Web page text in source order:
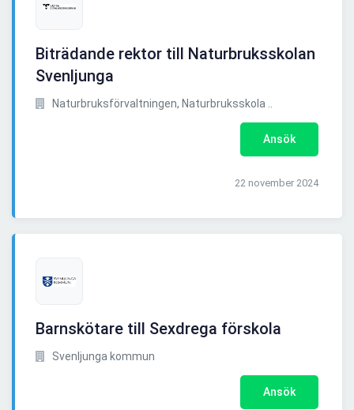
Biträdande rektor till Naturbruksskolan
Svenljunga
Naturbruksförvaltningen, Naturbruksskola ..
Ansök
22 november 2024
Barnskötare till Sexdrega förskola
Svenljunga kommun
Ansök